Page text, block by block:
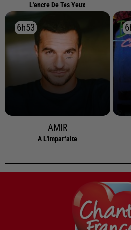
L'encre De Tes Yeux
6h53
6h53
AMIR
A L'imparfaite